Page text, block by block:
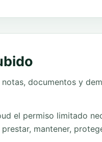
documentos y
el permiso limitado
mantener,